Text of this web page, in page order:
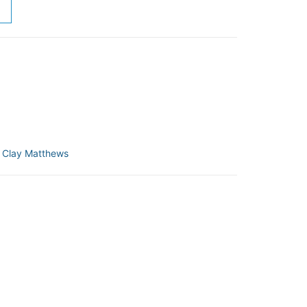
Clay Matthews